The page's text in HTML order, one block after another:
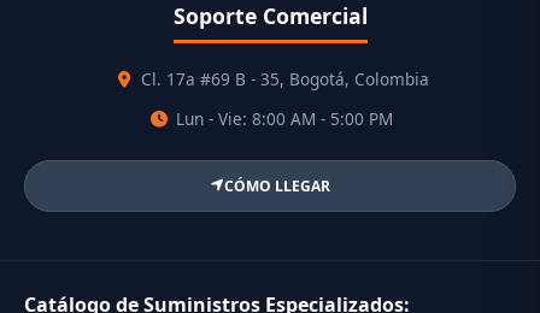
Soporte Comercial
Cl. 17a #69 B - 35, Bogotá, Colombia
Lun - Vie: 8:00 AM - 5:00 PM
CÓMO LLEGAR
Catálogo de Suministros Especializados: